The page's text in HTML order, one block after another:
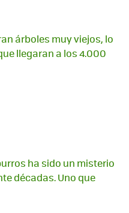
árboles muy viejos, lo
llegaran a los 4.000
ha sido un misterio
décadas. Uno que